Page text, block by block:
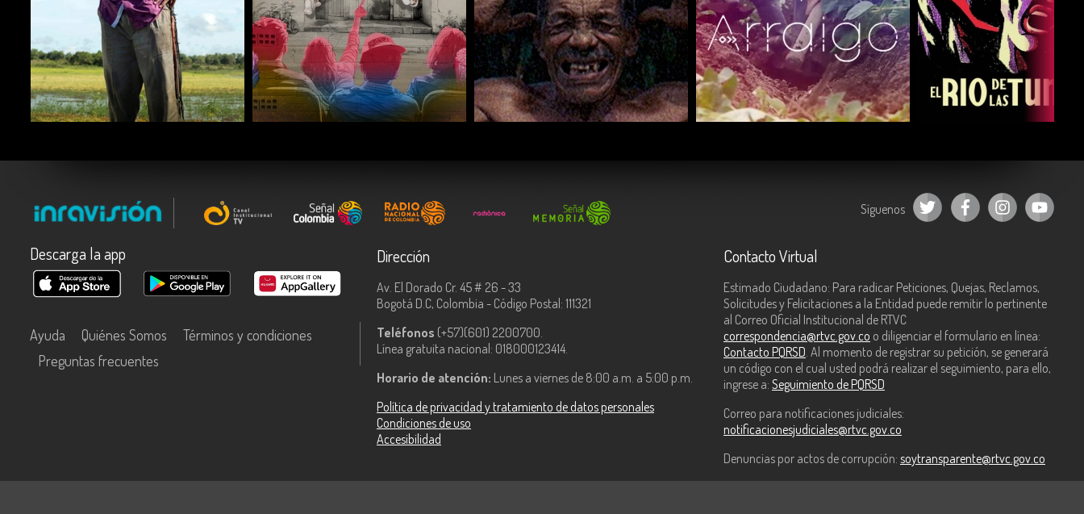
COMPARTIR COMPARTIR COMPARTIR COMPARTIR COMPARTIR
Síguenos
Descarga la app
Ayuda Quiénes Somos
Términos y condiciones
Preguntas frecuentes
Dirección
Av. El Dorado Cr. 45 # 26 - 33
Bogotá D.C, Colombia - Código Postal: 111321
Teléfonos (+57)(601) 2200700.
Línea gratuita nacional: 018000123414.
Horario de atención: Lunes a viernes de 8:00 a.m. a 5:00 p.m.
Política de privacidad y tratamiento de datos personales
Condiciones de uso
Accesibilidad
Contacto Virtual
Estimado Ciudadano: Para radicar Peticiones, Quejas, Reclamos,
Solicitudes y Felicitaciones a la Entidad puede remitir lo pertinente
al Correo Oficial Institucional de RTVC
correspondencia@rtvc.gov.co o diligenciar el formulario en línea:
Contacto PQRSD . Al momento de registrar su petición, se generará
un código con el cual usted podrá realizar el seguimiento, para ello,
ingrese a: Seguimiento de PQRSD
Correo para notificaciones judiciales:
notificacionesjudiciales@rtvc.gov.co
Denuncias por actos de corrupción: soytransparente@rtvc.gov.co